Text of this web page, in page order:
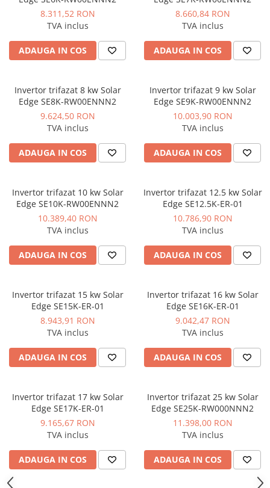
Accesorii echipamente de
ventilatie si climatizare
Instalatii de apa si canalizare
Alimentare cu apa
Canalizare exterioara
Canalizare pluviala
Instalatii de gaz
Fitinguri gaz
Vane de gaz si robineti
Aparate sudura si dispozitive gaz
Izolatii tehnice
Izolatii pentru aer conditionat
Izolatii pentru tevi si conducte
Polistiren expandat
Vata minerala bazaltica
Automatizari si elemente de
automatizare
Grupuri de circulatie
Manometre, presostate si
termostate
Regulatoare electronice
Vane si servomotoare
8.311,52 RON
TVA inclus
ADAUGA IN COS
8.660,84 RON
TVA inclus
ADAUGA IN COS
Invertor trifazat 8 kw Solar
Edge SE8K-RW00ENNN2
9.624,50 RON
TVA inclus
ADAUGA IN COS
Invertor trifazat 9 kw Solar
Edge SE9K-RW00ENNN2
10.003,90 RON
TVA inclus
ADAUGA IN COS
Invertor trifazat 10 kw Solar
Edge SE10K-RW00ENNN2
10.389,40 RON
TVA inclus
ADAUGA IN COS
Invertor trifazat 12.5 kw Solar
Edge SE12.5K-ER-01
10.786,90 RON
TVA inclus
ADAUGA IN COS
Invertor trifazat 15 kw Solar
Edge SE15K-ER-01
8.943,91 RON
TVA inclus
ADAUGA IN COS
Invertor trifazat 16 kw Solar
Edge SE16K-ER-01
9.042,47 RON
TVA inclus
ADAUGA IN COS
Invertor trifazat 17 kw Solar
Edge SE17K-ER-01
9.165,67 RON
TVA inclus
ADAUGA IN COS
Invertor trifazat 25 kw Solar
Edge SE25K-RW000NNN2
11.398,00 RON
TVA inclus
ADAUGA IN COS